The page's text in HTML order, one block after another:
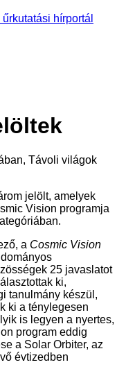
Távoli világok
jelölt, amelyek
Vision programja
a Cosmic Vision
25 javaslatot
ki,
tanulmány készül,
ki a ténylegesen
is legyen a nyertes,
program eddig
a Solar Orbiter, az
évtizedben